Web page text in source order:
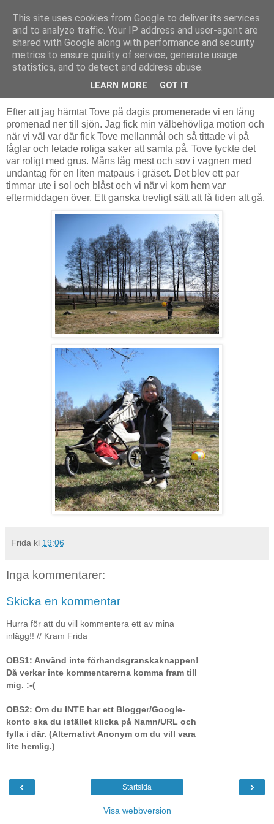
Livsdans
tisdag 13 april 2010
Efter att jag hämtat Tove på dagis promenerade vi en lång
promenad ner till sjön. Jag fick min välbehövliga motion och
när vi väl var där fick Tove mellanmål och så tittade vi på
fåglar och letade roliga saker att samla på. Tove tyckte det
var roligt med grus. Måns låg mest och sov i vagnen med
undantag för en liten matpaus i gräset. Det blev ett par
timmar ute i sol och blåst och vi när vi kom hem var
eftermiddagen över. Ett ganska trevligt sätt att få tiden att gå.
Frida kl 19:06
Inga kommentarer:
Skicka en kommentar
Hurra för att du vill kommentera ett av mina
inlägg!! // Kram Frida
OBS1: Använd inte förhandsgranskaknappen!
Då verkar inte kommentarerna komma fram till
mig. :-(
OBS2: Om du INTE har ett Blogger/Google-
konto ska du istället klicka på Namn/URL och
fylla i där. (Alternativt Anonym om du vill vara
lite hemlig.)
‹ ›
Startsida
Visa webbversion
This site uses cookies from Google to deliver its services
and to analyze traffic. Your IP address and user-agent are
shared with Google along with performance and security
metrics to ensure quality of service, generate usage
statistics, and to detect and address abuse.
LEARN MORE GOT IT